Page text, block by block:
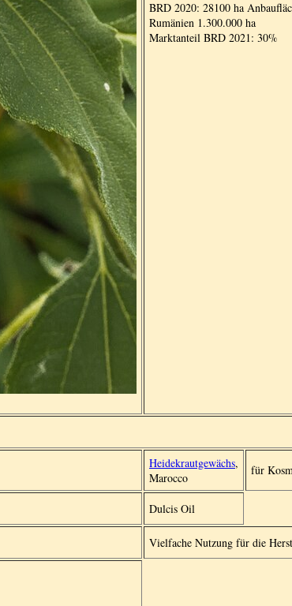
BRD 2020: 28100 ha
Rumänien 1.300.000 ha
Marktanteil BRD 2021: 30%
Heidekrautgewächs,
Marocco
für
Dulcis Oil
Vielfache Nutzung für die